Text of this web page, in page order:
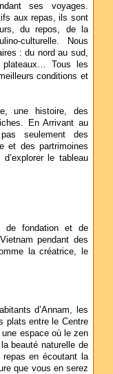
ses voyages.
aux repas, ils sont
du repos, de la
culturelle. Nous
: du nord au sud,
plateaux… Tous les
conditions et
une histoire, des
En Arrivant au
seulement des
et des partrimoines
le tableau
de fondation et de
pendant des
la créatrice, le
d’Annam, les
plats entre le Centre
espace où le zen
beauté naturelle de
en écoutant la
que vous en serez